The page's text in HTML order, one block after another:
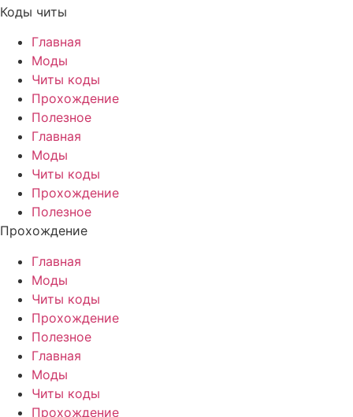
Коды читы
Главная
Моды
Читы коды
Прохождение
Полезное
Главная
Моды
Читы коды
Прохождение
Полезное
Прохождение
Главная
Моды
Читы коды
Прохождение
Полезное
Главная
Моды
Читы коды
Прохождение